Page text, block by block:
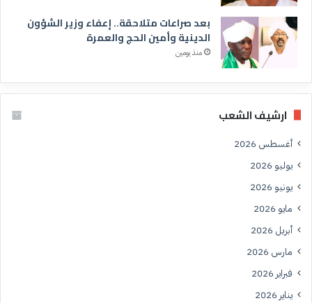
بعد صراعات متلاحقة.. إعفاء وزير الشؤون
الدينية وأمين الحج والعمرة
منذ يومين
ارشيف الشعب
أغسطس 2026
يوليو 2026
يونيو 2026
مايو 2026
أبريل 2026
مارس 2026
فبراير 2026
يناير 2026